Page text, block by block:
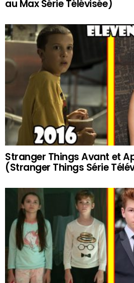
au Max Série Télévisée)
Stranger Things Avant et
(Stranger Things Série